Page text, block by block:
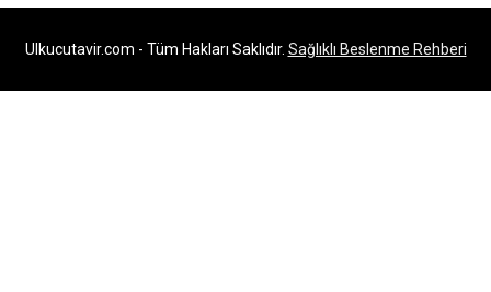
Ulkucutavir.com - Tüm Hakları Saklıdır. Sağlıklı Beslenme Rehberi